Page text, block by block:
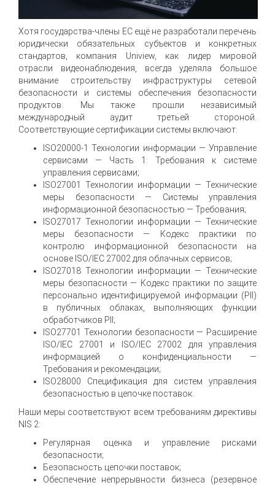
Хотя государства-члены ЕС ещё не разработали перечень
юридически обязательных субъектов и конкретных
стандартов, компания Uniview, как лидер мировой
отрасли видеонаблюдения, всегда уделяла большое
внимание строительству инфраструктуры сетевой
безопасности и системы обеспечения безопасности
продуктов. Мы также прошли независимый
международный аудит третьей стороной.
Соответствующие сертификации системы включают:
ISO20000-1 Технологии информации — Управление
сервисами — Часть 1: Требования к системе
управления сервисами;
ISO27001 Технологии информации — Технические
меры безопасности — Системы управления
информационной безопасностью — Требования;
ISO27017 Технологии информации — Технические
меры безопасности — Кодекс практики по
контролю информационной безопасности на
основе ISO/IEC 27002 для облачных сервисов;
ISO27018 Технологии информации — Технические
меры безопасности — Кодекс практики по защите
персонально идентифицируемой информации (PII)
в публичных облаках, выполняющих функции
обработчиков PII;
ISO27701 Технологии безопасности — Расширение
ISO/IEC 27001 и ISO/IEC 27002 для управления
информацией о конфиденциальности —
Требования и рекомендации;
ISO28000 Спецификация для систем управления
безопасностью в цепочке поставок.
Наши меры соответствуют всем требованиям директивы
NIS 2:
Регулярная оценка и управление рисками
безопасности;
Безопасность цепочки поставок;
Обеспечение непрерывности бизнеса (резервное